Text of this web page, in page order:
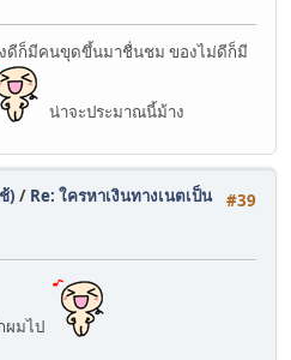
ดีก็มีคนขุดขึ้นมาชื่นชม ของไม่ดีก็มี
น่าจะประมาณนี้ม้าง
#39
) / Re: ใครหาเงินทางเนตเป็น
ผมไป